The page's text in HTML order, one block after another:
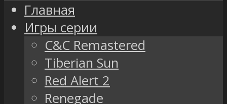
Главная
Игры серии
C&C Remastered
Tiberian Sun
Red Alert 2
Renegade